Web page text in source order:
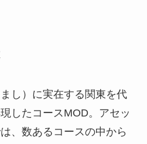
し）に実在する関東を代
したコースMOD。アセッ
、数あるコースの中から